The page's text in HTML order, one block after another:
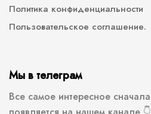
Политика конфиденциальности
Пользовательское соглашение.
Мы в телеграм
Все самое интересное сначала